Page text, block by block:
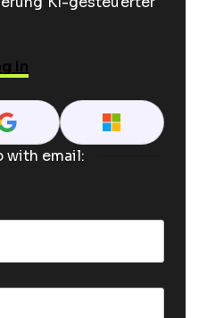
In
with email: